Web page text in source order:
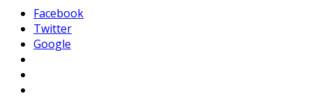
Facebook
Twitter
Google